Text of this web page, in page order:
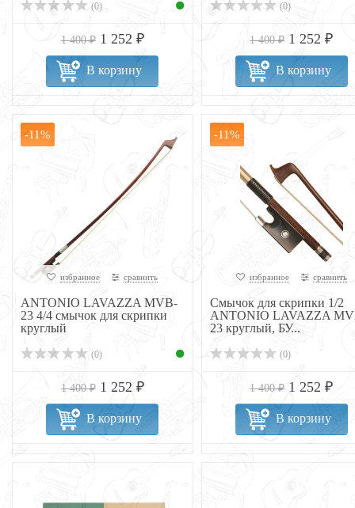
(0)
1 400 ₽ 1 252 ₽
В корзину
(0)
1 400 ₽ 1 252 ₽
В корзину
-11%
избранное сравнить
ANTONIO LAVAZZA MVB-
23 4/4 смычок для скрипки
круглый
(0)
1 400 ₽ 1 252 ₽
В корзину
-11%
избранное сравнить
Смычок для скрипки 1/2
ANTONIO LAVAZZA
23 круглый, БУ...
(0)
1 400 ₽ 1 252 ₽
В корзину